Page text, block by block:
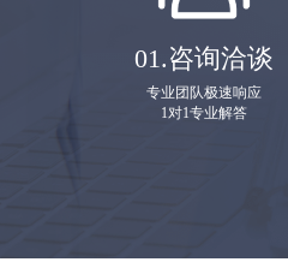
01.咨询洽谈
专业团队极速响应
1对1专业解答